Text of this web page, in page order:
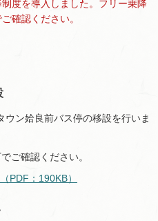
度を導入しました。フリー乗降
確認ください。
ン姶良前バス停の移設を行いま
ご確認ください。
PDF：190KB）